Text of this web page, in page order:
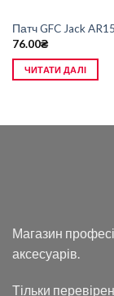
Патч GFC Jack AR15
76.00₴
ЧИТАТИ ДАЛІ
Магазин
аксесуарів.
Тільки